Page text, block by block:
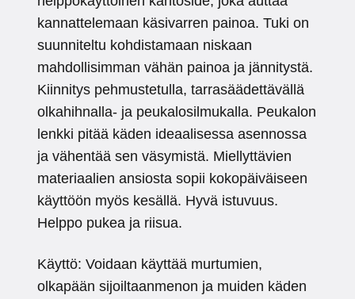
kannattelemaan käsivarren painoa. Tuki on
suunniteltu kohdistamaan niskaan
mahdollisimman vähän painoa ja jännitystä.
Kiinnitys pehmustetulla, tarrasäädettävällä
olkahihnalla- ja peukalosilmukalla. Peukalon
lenkki pitää käden ideaalisessa asennossa
ja vähentää sen väsymistä. Miellyttävien
materiaalien ansiosta sopii kokopäiväiseen
käyttöön myös kesällä. Hyvä istuvuus.
Helppo pukea ja riisua.
Käyttö: Voidaan käyttää murtumien,
olkapään sijoiltaanmenon ja muiden käden